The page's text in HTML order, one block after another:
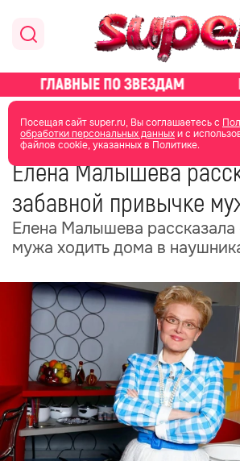
Посещая сайт super.ru, Вы соглашаетесь с
обработки персональных данныхи с
файлов cookie, указанных в Политике.
главная новости о звездах
25 мая 08:38
Елена Малышева
забавной привычке
Елена Малышева
мужа ходить дома в